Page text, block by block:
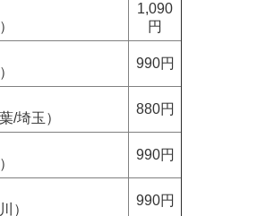
1,090
円
990円
/埼玉）
880円
990円
）
990円